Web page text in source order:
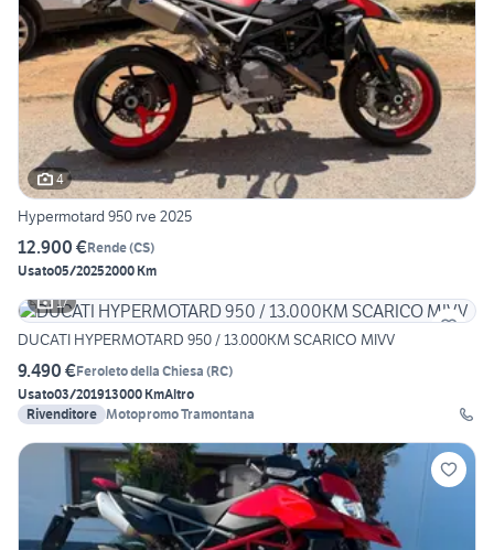
4
Hypermotard 950 rve 2025
12.900 €Rende(CS)
Usato05/20252000 Km
17
DUCATI HYPERMOTARD 950 / 13.000KM SCARICO MIVV
9.490 €Feroleto della Chiesa (RC)
Usato03/201913000 KmAltro
Rivenditore Motopromo Tramontana